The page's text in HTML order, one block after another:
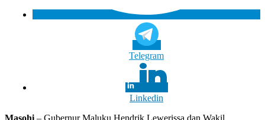
Telegram
Linkedin
Masohi – Gubernur Maluku Hendrik Lewerissa dan Wakil